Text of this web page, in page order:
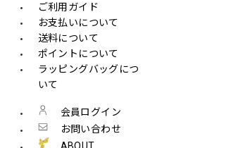
ご利用ガイド
お支払いについて
送料について
ポイントについて
ラッピングバッグにつ
いて
会員ログイン
お問い合わせ
ABOUT